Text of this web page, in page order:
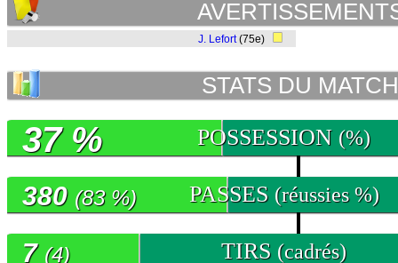
J. Lefort(75e)
STATS DU MATCH
POSSESSION (%)
37 %
PASSES (réussies %)
380 (83 %)
TIRS (cadrés)
7 (4)